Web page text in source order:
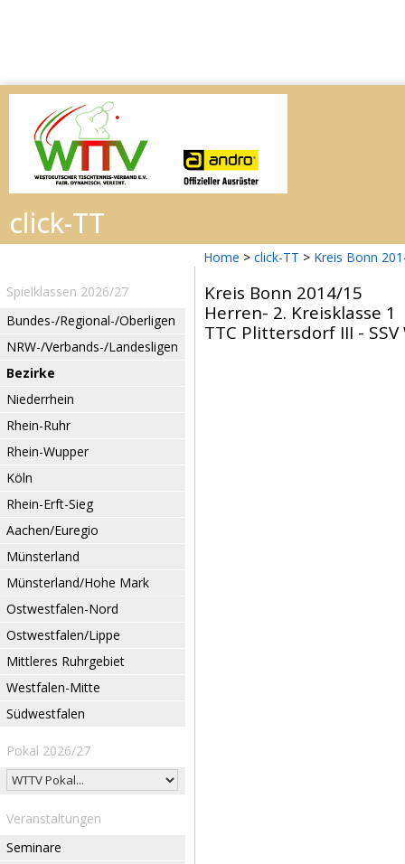
Home > click-TT > Kreis Bonn
Spielklassen 2026/27
Bundes-/Regional-/Oberligen
NRW-/Verbands-/Landesligen
Bezirke
Niederrhein
Rhein-Ruhr
Rhein-Wupper
Köln
Rhein-Erft-Sieg
Aachen/Euregio
Münsterland
Münsterland/Hohe Mark
Ostwestfalen-Nord
Ostwestfalen/Lippe
Mittleres Ruhrgebiet
Westfalen-Mitte
Südwestfalen
Pokal 2026/27
Veranstaltungen
Seminare
Kreis Bonn 2014/15
Herren- 2. Kreisklasse 1
TTC Plittersdorf III -